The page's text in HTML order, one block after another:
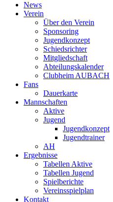
News
Verein
Über den Verein
Sponsoring
Jugendkonzept
Schiedsrichter
Mitgliedschaft
Abteilungskalender
Clubheim AUBACH
Fans
Dauerkarte
Mannschaften
Aktive
Jugend
Jugendkonzept
Jugendtrainer
AH
Ergebnisse
Tabellen Aktive
Tabellen Jugend
Spielberichte
Vereinsspielplan
Kontakt